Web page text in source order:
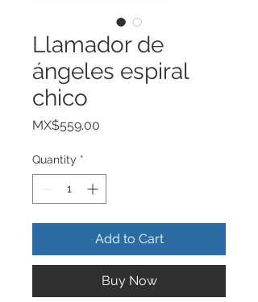
Llamador de
ángeles espiral
chico
MX$559.00
Quantity *
Add to Cart
Buy Now